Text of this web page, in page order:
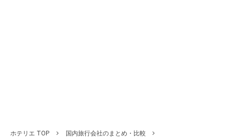
ホテリエ TOP
国内旅行会社のまとめ・比較